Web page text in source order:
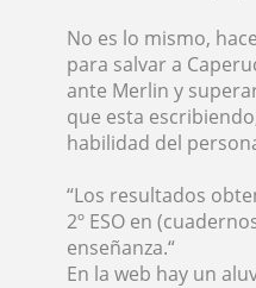
No es lo mismo,
para salvar a
ante Merlin y
que esta
habilidad del
“Los resultados
2º ESO en
enseñanza.“
En la web hay un